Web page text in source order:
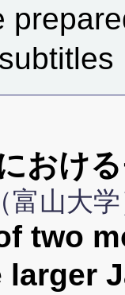
おけ
富山大
two
larger